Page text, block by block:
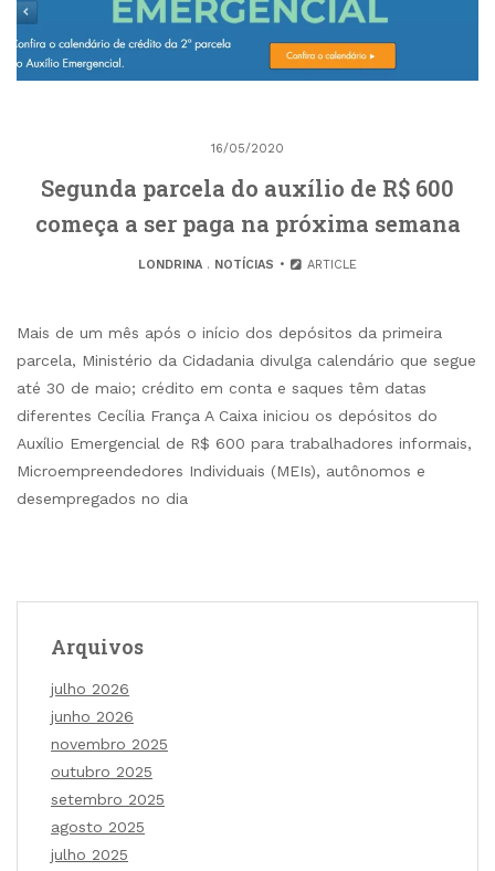
16/05/2020
Segunda parcela do auxílio de R$ 600
começa a ser paga na próxima semana
LONDRINA. NOTÍCIAS ARTICLE
Mais de um mês após o início dos depósitos da primeira
parcela, Ministério da Cidadania divulga calendário que segue
até 30 de maio; crédito em conta e saques têm datas
diferentes Cecília França A Caixa iniciou os depósitos do
Auxílio Emergencial de R$ 600 para trabalhadores informais,
Microempreendedores Individuais (MEIs), autônomos e
desempregados no dia
Arquivos
julho 2026
junho 2026
novembro 2025
outubro 2025
setembro 2025
agosto 2025
julho 2025